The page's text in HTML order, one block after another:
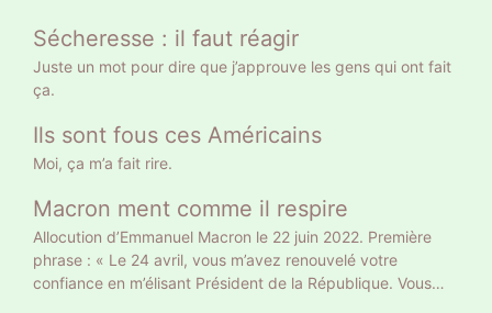
Sécheresse : il faut réagir
Juste un mot pour dire que j’approuve les gens qui ont fait
ça.
Ils sont fous ces Américains
Moi, ça m’a fait rire.
Macron ment comme il respire
Allocution d’Emmanuel Macron le 22 juin 2022. Première
phrase : « Le 24 avril, vous m’avez renouvelé votre
confiance en m’élisant Président de la République. Vous